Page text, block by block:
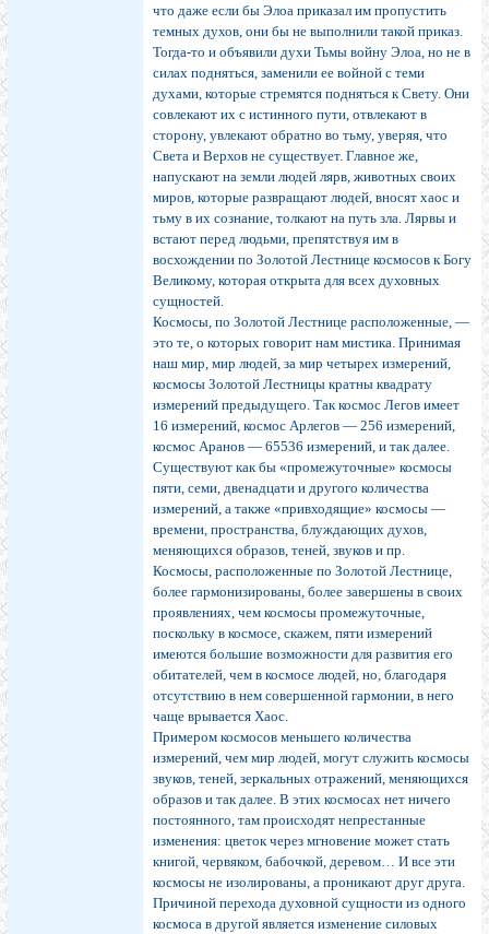
что даже если бы Элоа приказал им пропустить
темных духов, они бы не выполнили такой приказ.
Тогда-то и объявили духи Тьмы войну Элоа, но не в
силах подняться, заменили ее войной с теми
духами, которые стремятся подняться к Свету. Они
совлекают их с истинного пути, отвлекают в
сторону, увлекают обратно во тьму, уверяя, что
Света и Верхов не существует. Главное же,
напускают на земли людей лярв, животных своих
миров, которые развращают людей, вносят хаос и
тьму в их сознание, толкают на путь зла. Лярвы и
встают перед людьми, препятствуя им в
восхождении по Золотой Лестнице космосов к Богу
Великому, которая открыта для всех духовных
сущностей.
Космосы, по Золотой Лестнице расположенные, —
это те, о которых говорит нам мистика. Принимая
наш мир, мир людей, за мир четырех измерений,
космосы Золотой Лестницы кратны квадрату
измерений предыдущего. Так космос Легов имеет
16 измерений, космос Арлегов — 256 измерений,
космос Аранов — 65536 измерений, и так далее.
Существуют как бы «промежуточные» космосы
пяти, семи, двенадцати и другого количества
измерений, а также «привходящие» космосы —
времени, пространства, блуждающих духов,
меняющихся образов, теней, звуков и пр.
Космосы, расположенные по Золотой Лестнице,
более гармонизированы, более завершены в своих
проявлениях, чем космосы промежуточные,
поскольку в космосе, скажем, пяти измерений
имеются большие возможности для развития его
обитателей, чем в космосе людей, но, благодаря
отсутствию в нем совершенной гармонии, в него
чаще врывается Хаос.
Примером космосов меньшего количества
измерений, чем мир людей, могут служить космосы
звуков, теней, зеркальных отражений, меняющихся
образов и так далее. В этих космосах нет ничего
постоянного, там происходят непрестанные
изменения: цветок через мгновение может стать
книгой, червяком, бабочкой, деревом… И все эти
космосы не изолированы, а проникают друг друга.
Причиной перехода духовной сущности из одного
космоса в другой является изменение силовых